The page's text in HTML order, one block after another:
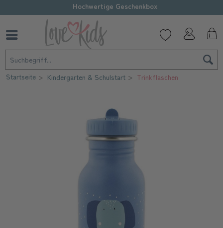
Hochwertige Geschenkbox
Startseite Kindergarten & Schulstart Trinkflaschen